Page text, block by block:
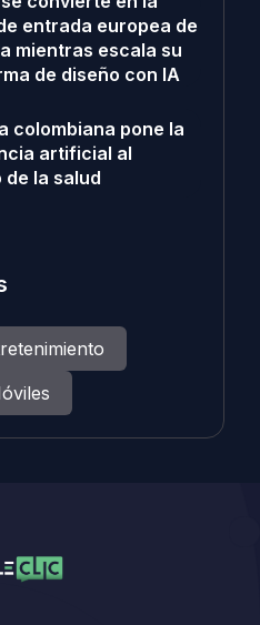
entrada europea de
mientras escala su
de diseño con IA
colombiana pone la
artificial al
de la salud